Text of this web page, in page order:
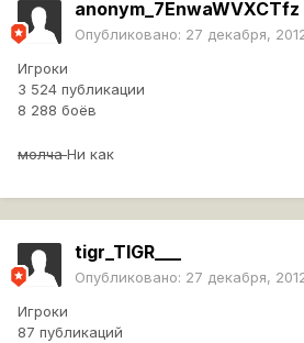
anonym_7EnwaWVXCTfz
Опубликовано: 27 декабря,
Игроки
3 524 публикации
8 288 боёв
молчаНи как
tigr_TIGR___
Опубликовано: 27 декабря,
Игроки
87 публикаций